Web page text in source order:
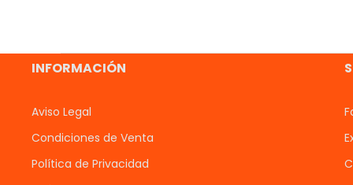
INFORMACIÓN
Aviso Legal
Condiciones de Venta
Política de Privacidad